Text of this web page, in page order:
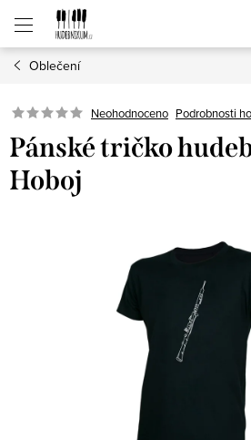
obsah
Oblečení
Neohodnoceno Podrobnosti
Pánské tričko
Hoboj